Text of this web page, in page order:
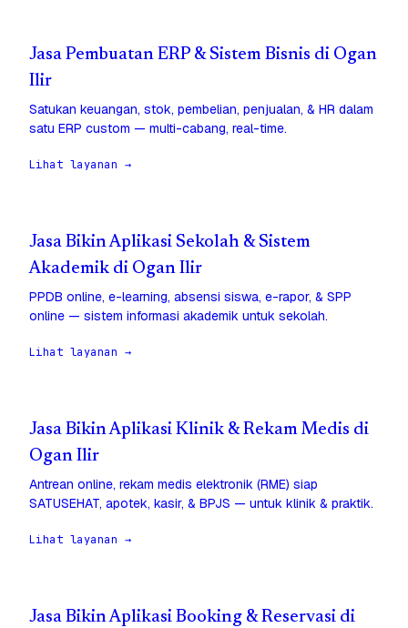
Jasa Pembuatan ERP & Sistem Bisnis di Ogan
Ilir
Satukan keuangan, stok, pembelian, penjualan, & HR dalam
satu ERP custom — multi-cabang, real-time.
Lihat layanan →
Jasa Bikin Aplikasi Sekolah & Sistem
Akademik di Ogan Ilir
PPDB online, e-learning, absensi siswa, e-rapor, & SPP
online — sistem informasi akademik untuk sekolah.
Lihat layanan →
Jasa Bikin Aplikasi Klinik & Rekam Medis di
Ogan Ilir
Antrean online, rekam medis elektronik (RME) siap
SATUSEHAT, apotek, kasir, & BPJS — untuk klinik & praktik.
Lihat layanan →
Jasa Bikin Aplikasi Booking & Reservasi di